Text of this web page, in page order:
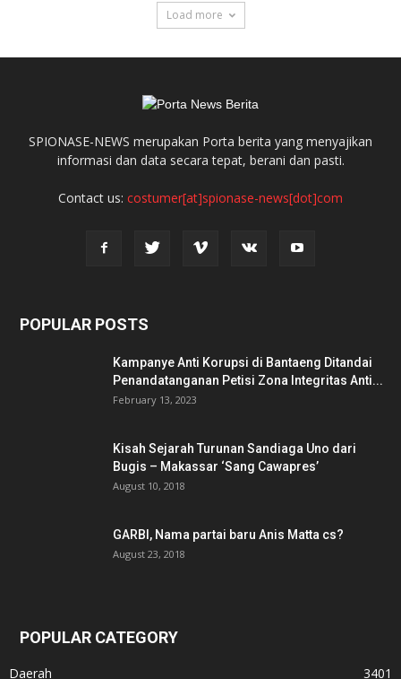
Load more
SPIONASE-NEWS merupakan Porta berita yang menyajikan
informasi dan data secara tepat, berani dan pasti.
Contact us: costumer[at]spionase-news[dot]com
POPULAR POSTS
Kampanye Anti Korupsi di Bantaeng Ditandai
Penandatanganan Petisi Zona Integritas Anti...
February 13, 2023
Kisah Sejarah Turunan Sandiaga Uno dari
Bugis – Makassar ‘Sang Cawapres’
August 10, 2018
GARBI, Nama partai baru Anis Matta cs?
August 23, 2018
POPULAR CATEGORY
Daerah 3401